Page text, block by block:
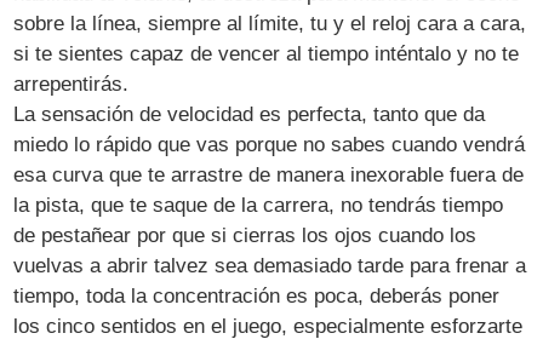
sobre la línea, siempre al límite, tu y el reloj cara a cara,
si te sientes capaz de vencer al tiempo inténtalo y no te
arrepentirás.
La sensación de velocidad es perfecta, tanto que da
miedo lo rápido que vas porque no sabes cuando vendrá
esa curva que te arrastre de manera inexorable fuera de
la pista, que te saque de la carrera, no tendrás tiempo
de pestañear por que si cierras los ojos cuando los
vuelvas a abrir talvez sea demasiado tarde para frenar a
tiempo, toda la concentración es poca, deberás poner
los cinco sentidos en el juego, especialmente esforzarte